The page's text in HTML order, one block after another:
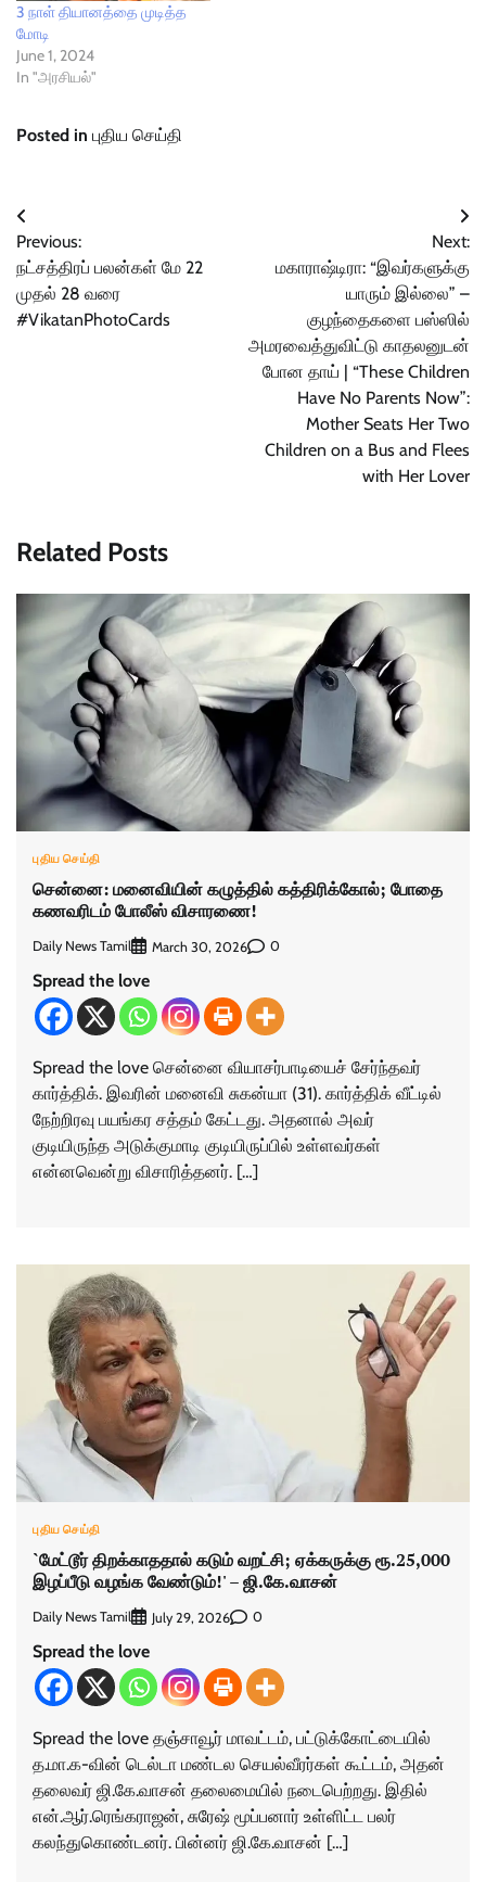
3 நாள் தியானத்தை முடித்த
மோடி
June 1, 2024
In "அரசியல்"
Posted in புதிய செய்தி
Post
navigation
Previous:
நட்சத்திரப் பலன்கள் மே 22
முதல் 28 வரை
#VikatanPhotoCards
Next:
மகாராஷ்டிரா: “இவர்களுக்கு
யாரும் இல்லை” –
குழந்தைகளை பஸ்ஸில்
அமரவைத்துவிட்டு காதலனுடன்
போன தாய் | “These Children
Have No Parents Now”:
Mother Seats Her Two
Children on a Bus and Flees
with Her Lover
Related Posts
புதிய செய்தி
சென்னை: மனைவியின் கழுத்தில் கத்திரிக்கோல்; போதை
கணவரிடம் போலீஸ் விசாரணை!
Daily News Tamil March 30, 2026 0
Spread the love
Spread the love சென்னை வியாசர்பாடியைச் சேர்ந்தவர்
கார்த்திக். இவரின் மனைவி சுகன்யா (31). கார்த்திக் வீட்டில்
நேற்றிரவு பயங்கர சத்தம் கேட்டது. அதனால் அவர்
குடியிருந்த அடுக்குமாடி குடியிருப்பில் உள்ளவர்கள்
என்னவென்று விசாரித்தனர். […]
புதிய செய்தி
`மேட்டூர் திறக்காததால் கடும் வறட்சி; ஏக்கருக்கு ரூ.25,000
இழப்பீடு வழங்க வேண்டும்!' – ஜி.கே.வாசன்
Daily News Tamil July 29, 2026 0
Spread the love
Spread the love தஞ்சாவூர் மாவட்டம், பட்டுக்கோட்டையில்
த.மா.க-வின் டெல்டா மண்டல செயல்வீரர்கள் கூட்டம், அதன்
தலைவர் ஜி.கே.வாசன் தலைமையில் நடைபெற்றது. இதில்
என்.ஆர்.ரெங்கராஜன், சுரேஷ் மூப்பனார் உள்ளிட்ட பலர்
கலந்துகொண்டனர். பின்னர் ஜி.கே.வாசன் […]